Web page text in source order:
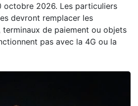
octobre 2026. Les particuliers
devront remplacer les
terminaux de paiement ou objets
pas avec la 4G ou la